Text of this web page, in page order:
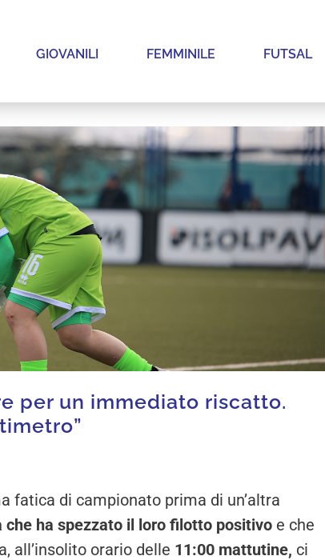
GIOVANILI FEMMINILE FUTSAL
per un immediato riscatto.
fatica di campionato prima di un’altra
ha spezzato il loro filotto positivo e che
all’insolito orario delle 11:00 mattutine, ci